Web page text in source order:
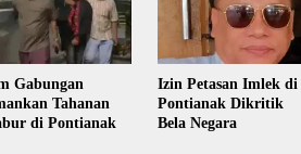
Gabungan
Tahanan
di Pontianak
Izin Petasan Imlek di
Pontianak Dikritik
Bela Negara